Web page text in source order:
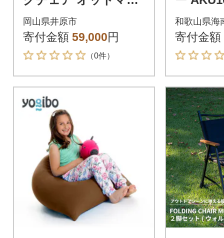
フットレスト Footre
st Denim
岡山県井原市
寄付金額 59,000円
（0件）
和歌山県海
寄付金額